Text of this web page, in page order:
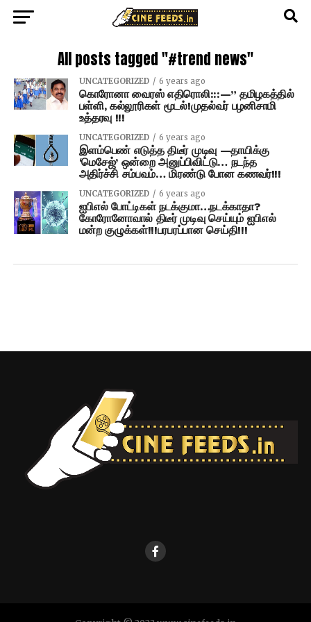
All posts tagged "#trend news"
UNCATEGORIZED 6 years ago
கொரோனா வைரஸ் எதிரொலி:::—” தமிழகத்தில்
பள்ளி, கல்லூரிகள் மூடல்!முதல்வர் பழனிசாமி
உத்தரவு !!!
UNCATEGORIZED 6 years ago
இளம்பெண் எடுத்த திடீர் முடிவு —தாயிக்கு
‘மெசேஜ்’ ஒன்றை அனுப்பிவிட்டு… நடந்த
அதிர்ச்சி சம்பவம்… மிரண்டு போன கணவர்!!!
UNCATEGORIZED 6 years ago
ஐபிஎல் போட்டிகள் நடக்குமா…நடக்காதா?
கோரோனோவால் திடீர் முடிவு செய்யும் ஐபிஎல்
மன்ற குழுக்கள்!!!பரபரப்பான செய்தி!!!